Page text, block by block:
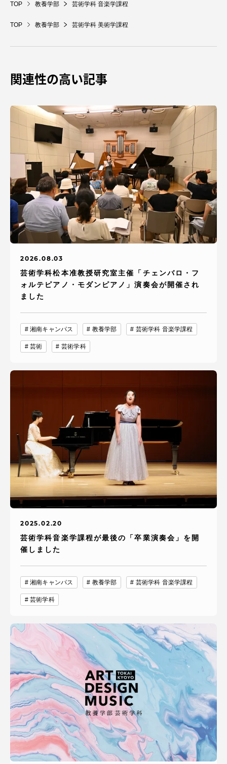
TOP 教養学部 芸術学科 音楽学課程
TOP 教養学部 芸術学科 美術学課程
関連性の高い記事
2026.08.03
芸術学科松本准教授研究室主催「チェンバロ・フ
ォルテピアノ・モダンピアノ」演奏会が開催され
ました
湘南キャンパス 教養学部 芸術学科 音楽学課程
芸術 芸術学科
2025.02.20
芸術学科音楽学課程が最後の「卒業演奏会」を開
催しました
湘南キャンパス 教養学部 芸術学科 音楽学課程
芸術学科